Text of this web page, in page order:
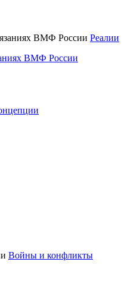
Реалии
ВМФ России
Войны и конфликты